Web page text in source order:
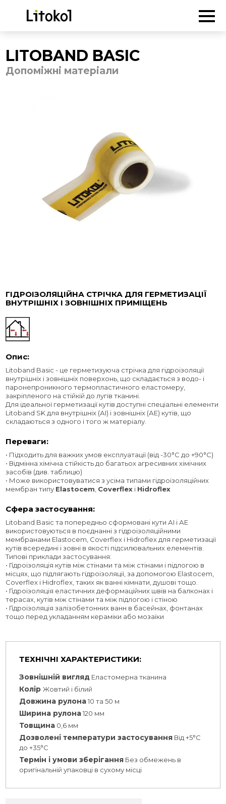
ГОЛОВНА -Продукція
LITOBAND
LITOBAND BASIC
Допоміжні матеріали
ГІДРОІЗОЛЯЦІЙНА СТРІЧКА ДЛЯ ГЕРМЕТИЗАЦІЇ
ВНУТРІШНІХ І ЗОВНІШНІХ ПРИМІЩЕНЬ
Опис:
Litoband Basic - це герметизуюча стрічка для гідроізоляції
внутрішніх і зовнішніх поверхонь, що складається з водо- і
паронепроникного термопластичного еластомеру,
закріпленого на стійкій до лугів тканині.
Для ідеальної герметизації кутів доступні спеціальні елементи
Litoband SK для внутрішніх (АI) і зовнішніх (АE) кутів, що
складаються з одного і того ж матеріалу.
Переваги:
• Підходить для важких умов експлуатації (від -30°C до +90°C)
• Відмінна хімічна стійкість до багатьох агресивних хімічних
засобів (див. таблицю)
• Може використовуватися з усіма типами гідроізоляційних
мембран типу Elastocem Coverflex і Hidroflex
Сфера застосування:
Litoband Basic та попередньо сформовані кути АI і АE
використовуються в поєднанні з гідроізоляційними
мембранами Elastocem, Coverflex і Hidroflex для герметизації
кутів всередині і зовні в якості підсилювальних елементів.
Типові приклади застосування:
• Гідроізоляція кутів між стінами та між стінами і підлогою в
місцях, що підлягають гідроізоляції, за допомогою Elastocem,
Coverflex і Hidroflex, таких як ванні кімнати, душові тощо.
• Гідроізоляція еластичних деформаційних швів на балконах і
терасах, кутів між стінами та між підлогою і стіною
• Гідроізоляція залізобетонних ванн в басейнах, фонтанах
тощо перед укладанням кераміки або мозаїки
ТЕХНІЧНІ ХАРАКТЕРИСТИКИ:
Зовнішній вигляд Еластомерна тканина
КолірЖовтий і білий
Довжина рулона10 та 50 м
Ширина рулона120 мм
Товщина 0,6 мм
Дозволені температури застосування Від +5°C
до +35°C
Термін і умови зберігання Без обмежень в
оригінальній упаковці в сухому місці